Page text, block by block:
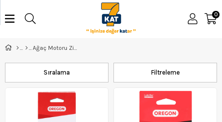
0
Filtreleme
Sıralama